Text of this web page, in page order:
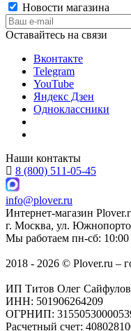
Новости магазина
Оставайтесь на связи
Вконтакте
Telegram
YouTube
Яндекс Дзен
Одноклассники
Наши контакты
8 (800) 511-05-45
info@plover.ru
Интернет-магазин
г. Москва, ул.
Мы работаем пн-сб:
2018 - 2026 © Plover.ru –
ИП Титов Олег
ИНН: 501906264209
ОГРНИП:
Расчетный счет: